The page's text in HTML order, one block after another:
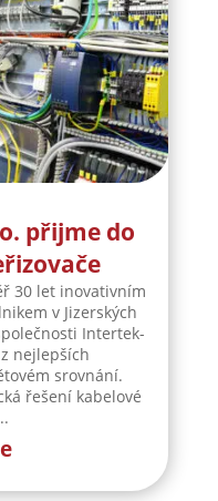
přijme do
30 let inovativním
v Jizerských
Intertek-
nejlepších
srovnání.
řešení kabelové